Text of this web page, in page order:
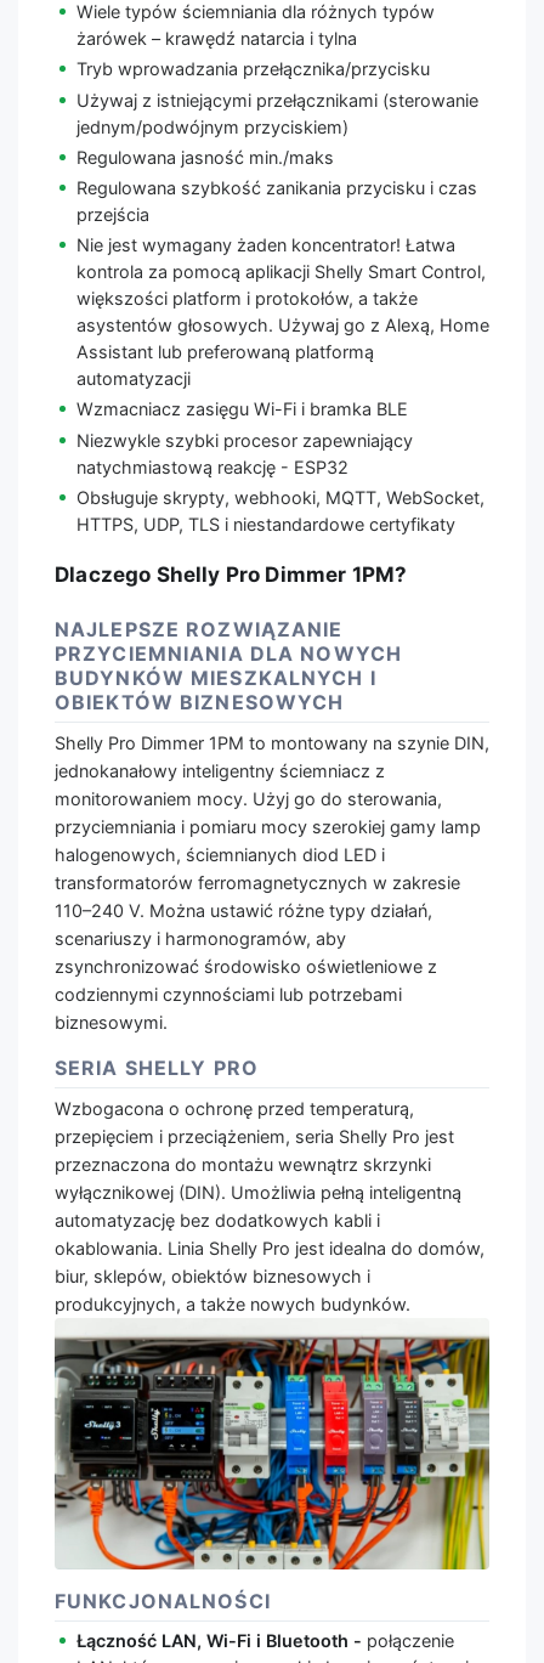
Wiele typów ściemniania dla różnych typów
żarówek – krawędź natarcia i tylna
Tryb wprowadzania przełącznika/przycisku
Używaj z istniejącymi przełącznikami (sterowanie
jednym/podwójnym przyciskiem)
Regulowana jasność min./maks
Regulowana szybkość zanikania przycisku i czas
przejścia
Nie jest wymagany żaden koncentrator! Łatwa
kontrola za pomocą aplikacji Shelly Smart Control,
większości platform i protokołów, a także
asystentów głosowych. Używaj go z Alexą, Home
Assistant lub preferowaną platformą
automatyzacji
Wzmacniacz zasięgu Wi-Fi i bramka BLE
Niezwykle szybki procesor zapewniający
natychmiastową reakcję - ESP32
Obsługuje skrypty, webhooki, MQTT, WebSocket,
HTTPS, UDP, TLS i niestandardowe certyfikaty
Dlaczego Shelly Pro Dimmer 1PM?
NAJLEPSZE ROZWIĄZANIE
PRZYCIEMNIANIA DLA NOWYCH
BUDYNKÓW MIESZKALNYCH I
OBIEKTÓW BIZNESOWYCH
Shelly Pro Dimmer 1PM to montowany na szynie DIN,
jednokanałowy inteligentny ściemniacz z
monitorowaniem mocy. Użyj go do sterowania,
przyciemniania i pomiaru mocy szerokiej gamy lamp
halogenowych, ściemnianych diod LED i
transformatorów ferromagnetycznych w zakresie
110–240 V. Można ustawić różne typy działań,
scenariuszy i harmonogramów, aby
zsynchronizować środowisko oświetleniowe z
codziennymi czynnościami lub potrzebami
biznesowymi.
SERIA SHELLY PRO
Wzbogacona o ochronę przed temperaturą,
przepięciem i przeciążeniem, seria Shelly Pro jest
przeznaczona do montażu wewnątrz skrzynki
wyłącznikowej (DIN). Umożliwia pełną inteligentną
automatyzację bez dodatkowych kabli i
okablowania. Linia Shelly Pro jest idealna do domów,
biur, sklepów, obiektów biznesowych i
produkcyjnych, a także nowych budynków.
FUNKCJONALNOŚCI
Łączność LAN, Wi-Fi i Bluetooth - połączenie